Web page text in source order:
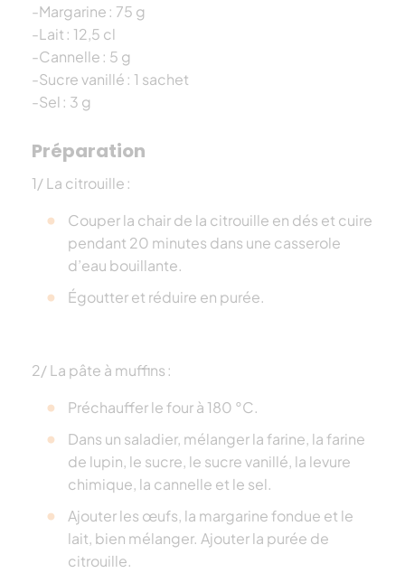
-Margarine : 75 g
-Lait : 12,5 cl
-Cannelle : 5 g
-Sucre vanillé : 1 sachet
-Sel : 3 g
Préparation
1/ La citrouille :
Couper la chair de la citrouille en dés et cuire
pendant 20 minutes dans une casserole
d’eau bouillante.
Égoutter et réduire en purée.
2/ La pâte à muffins :
Préchauffer le four à 180 °C.
Dans un saladier, mélanger la farine, la farine
de lupin, le sucre, le sucre vanillé, la levure
chimique, la cannelle et le sel.
Ajouter les œufs, la margarine fondue et le
lait, bien mélanger. Ajouter la purée de
citrouille.